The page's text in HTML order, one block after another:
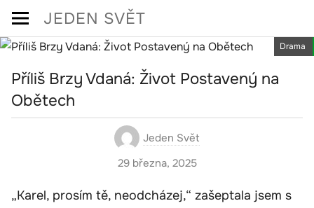
Skip
content
JEDEN SVĚT
Drama
Příliš Brzy Vdaná: Život Postavený na
Obětech
Jeden Svět
29 března, 2025
„Karel, prosím tě, neodcházej,“ zašeptala jsem s